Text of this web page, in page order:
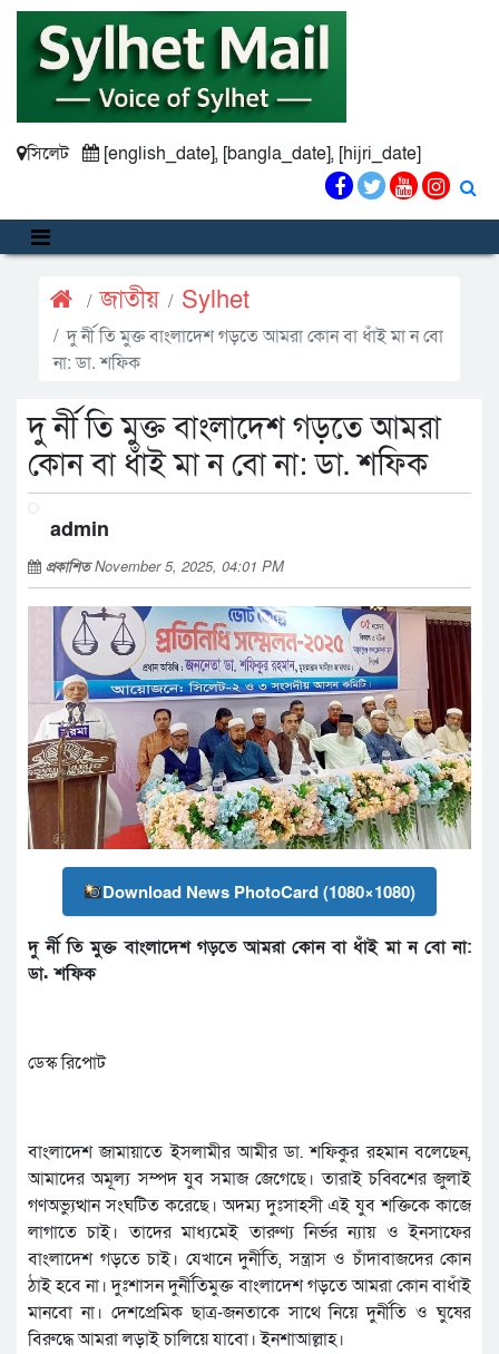
সিলেট [english_date], [bangla_date], [hijri_date]
জাতীয় Sylhet
দু র্নী তি মুক্ত বাংলাদেশ গড়তে আমরা কোন বা ধাঁই মা ন বো
না: ডা. শফিক
দু র্নী তি মুক্ত বাংলাদেশ গড়তে আমরা
কোন বা ধাঁই মা ন বো না: ডা. শফিক
admin
প্রকাশিতNovember 5, 2025, 04:01 PM
Download News PhotoCard (1080×1080)
দু র্নী তি মুক্ত বাংলাদেশ গড়তে আমরা কোন বা ধাঁই মা ন বো না:
ডা. শফিক
ডেস্ক রিপোট
বাংলাদেশ জামায়াতে ইসলামীর আমীর ডা. শফিকুর রহমান বলেছেন,
আমাদের অমূল্য সম্পদ যুব সমাজ জেগেছে। তারাই চব্বিশের জুলাই
গণঅভ্যুত্থান সংঘটিত করেছে। অদম্য দুঃসাহসী এই যুব শক্তিকে কাজে
লাগাতে চাই। তাদের মাধ্যমেই তারুণ্য নির্ভর ন্যায় ও ইনসাফের
বাংলাদেশ গড়তে চাই। যেখানে দুর্নীতি, সন্ত্রাস ও চাঁদাবাজদের কোন
ঠাই হবে না। দুঃশাসন দুর্নীতিমুক্ত বাংলাদেশ গড়তে আমরা কোন বাধাঁই
মানবো না। দেশপ্রেমিক ছাত্র-জনতাকে সাথে নিয়ে দুর্নীতি ও ঘুষের
বিরুদ্ধে আমরা লড়াই চালিয়ে যাবো। ইনশাআল্লাহ।